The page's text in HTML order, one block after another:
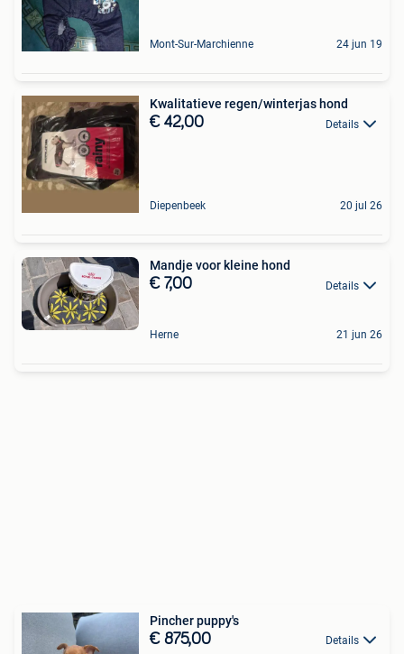
Mont-Sur-Marchienne 24 jun 19
Kwalitatieve regen/winterjas hond
€ 42,00 Details
Diepenbeek 20 jul 26
Mandje voor kleine hond
€ 7,00 Details
Herne 21 jun 26
Pincher puppy's
€ 875,00 Details